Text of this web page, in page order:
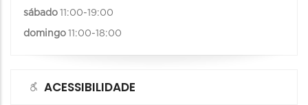
sábado 11:00-19:00
domingo 11:00-18:00
ACESSIBILIDADE